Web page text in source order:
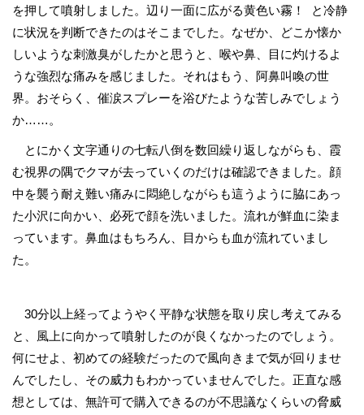
を押して噴射しました。辺り一面に広がる黄色い霧！ と冷静
に状況を判断できたのはそこまでした。なぜか、どこか懐か
しいような刺激臭がしたかと思うと、喉や鼻、目に灼けるよ
うな強烈な痛みを感じました。それはもう、阿鼻叫喚の世
界。おそらく、催涙スプレーを浴びたような苦しみでしょう
か……。
とにかく文字通りの七転八倒を数回繰り返しながらも、霞
む視界の隅でクマが去っていくのだけは確認できました。顔
中を襲う耐え難い痛みに悶絶しながらも這うように脇にあっ
た小沢に向かい、必死で顔を洗いました。流れが鮮血に染ま
っています。鼻血はもちろん、目からも血が流れていまし
た。
30分以上経ってようやく平静な状態を取り戻し考えてみる
と、風上に向かって噴射したのが良くなかったのでしょう。
何にせよ、初めての経験だったので風向きまで気が回りませ
んでしたし、その威力もわかっていませんでした。正直な感
想としては、無許可で購入できるのが不思議なくらいの脅威